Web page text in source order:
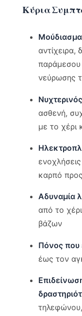
Κύρια
αντίχειρα,
παράμεσου
νεύρωσης
ασθενή,
με το χέρι
καρπό
Αδυναμία
από το
βάζων
Πόνος που
έως τον